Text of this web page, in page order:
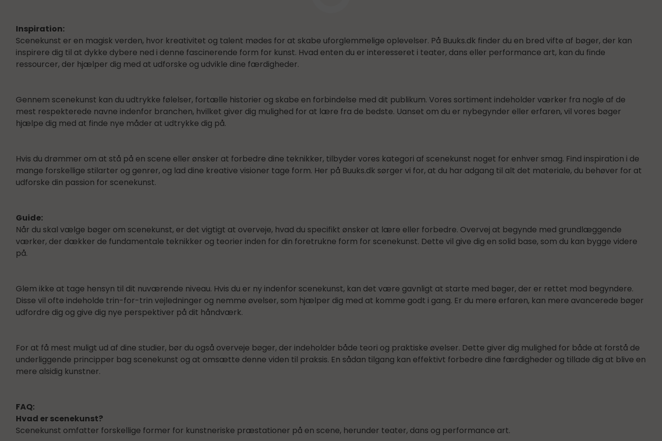
Inspiration:
Scenekunst er en magisk verden, hvor kreativitet og talent mødes for at skabe uforglemmelige oplevelser. På Buuks.dk finder du en bred vifte af bøger, der kan
inspirere dig til at dykke dybere ned i denne fascinerende form for kunst. Hvad enten du er interesseret i teater, dans eller performance art, kan du finde
ressourcer, der hjælper dig med at udforske og udvikle dine færdigheder.
Gennem scenekunst kan du udtrykke følelser, fortælle historier og skabe en forbindelse med dit publikum. Vores sortiment indeholder værker fra nogle af de
mest respekterede navne indenfor branchen, hvilket giver dig mulighed for at lære fra de bedste. Uanset om du er nybegynder eller erfaren, vil vores bøger
hjælpe dig med at finde nye måder at udtrykke dig på.
Hvis du drømmer om at stå på en scene eller ønsker at forbedre dine teknikker, tilbyder vores kategori af scenekunst noget for enhver smag. Find inspiration i de
mange forskellige stilarter og genrer, og lad dine kreative visioner tage form. Her på Buuks.dk sørger vi for, at du har adgang til alt det materiale, du behøver for at
udforske din passion for scenekunst.
Guide:
Når du skal vælge bøger om scenekunst, er det vigtigt at overveje, hvad du specifikt ønsker at lære eller forbedre. Overvej at begynde med grundlæggende
værker, der dækker de fundamentale teknikker og teorier inden for din foretrukne form for scenekunst. Dette vil give dig en solid base, som du kan bygge videre
på.
Glem ikke at tage hensyn til dit nuværende niveau. Hvis du er ny indenfor scenekunst, kan det være gavnligt at starte med bøger, der er rettet mod begyndere.
Disse vil ofte indeholde trin-for-trin vejledninger og nemme øvelser, som hjælper dig med at komme godt i gang. Er du mere erfaren, kan mere avancerede bøger
udfordre dig og give dig nye perspektiver på dit håndværk.
For at få mest muligt ud af dine studier, bør du også overveje bøger, der indeholder både teori og praktiske øvelser. Dette giver dig mulighed for både at forstå de
underliggende principper bag scenekunst og at omsætte denne viden til praksis. En sådan tilgang kan effektivt forbedre dine færdigheder og tillade dig at blive en
mere alsidig kunstner.
FAQ:
Hvad er scenekunst?
Scenekunst omfatter forskellige former for kunstneriske præstationer på en scene, herunder teater, dans og performance art.